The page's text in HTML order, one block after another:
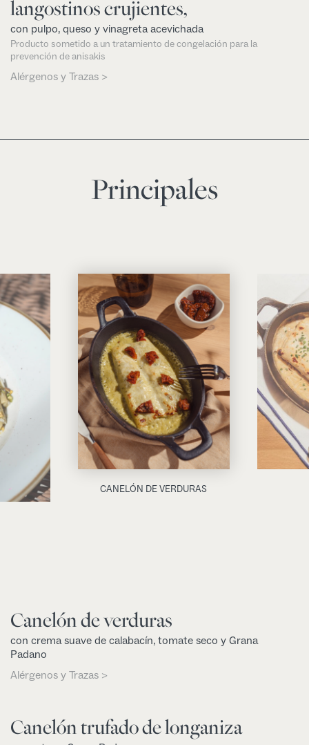
langostinos crujientes,
con pulpo, queso y vinagreta acevichada
Producto sometido a un tratamiento de congelación para la
prevención de anisakis
Alérgenos y Trazas >
Principales
CANELÓN DE VERDURAS
Canelón de verduras
con crema suave de calabacín, tomate seco y Grana
Padano
Alérgenos y Trazas >
Canelón trufado de longaniza